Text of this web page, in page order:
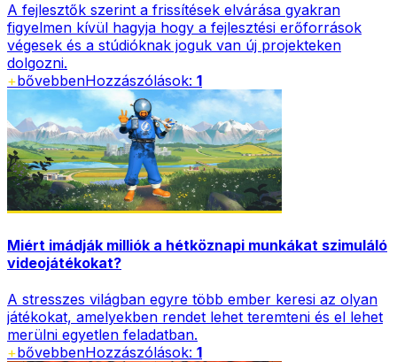
A fejlesztők szerint a frissítések elvárása gyakran
figyelmen kívül hagyja hogy a fejlesztési erőforrások
végesek és a stúdióknak joguk van új projekteken
dolgozni.
+bővebbenHozzászólások: 1
Miért imádják milliók a hétköznapi munkákat szimuláló
videojátékokat?
A stresszes világban egyre több ember keresi az olyan
játékokat, amelyekben rendet lehet teremteni és el lehet
merülni egyetlen feladatban.
+bővebbenHozzászólások: 1